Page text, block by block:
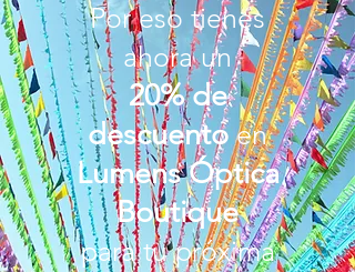
Por eso tienes
ahora un
20% de
descuento en
Lumens Óptica
Boutique
para tu próxima